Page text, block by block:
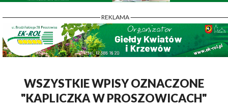
- REKLAMA -
WSZYSTKIE WPISY OZNACZONE
"KAPLICZKA W PROSZOWICACH"